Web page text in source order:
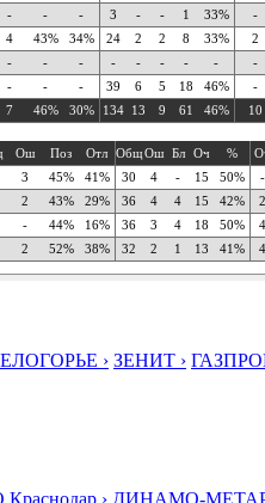
- - - 3 - - 1 33% -
4 43% 34% 24 2 2 8 33% 2
- - - - - - - - -
- - - 39 6 5 18 46% -
7 46% 30% 134 13 9 61 46% 10
Ош Поз Отл ОбщОш Бл Оч %
3 45% 41% 30 4 - 15 50% -
2 43% 29% 36 4 4 15 42% 2
- 44% 16% 36 3 4 18 50% 4
2 52% 38% 32 2 1 13 41% 4
› ЗЕНИТ ›